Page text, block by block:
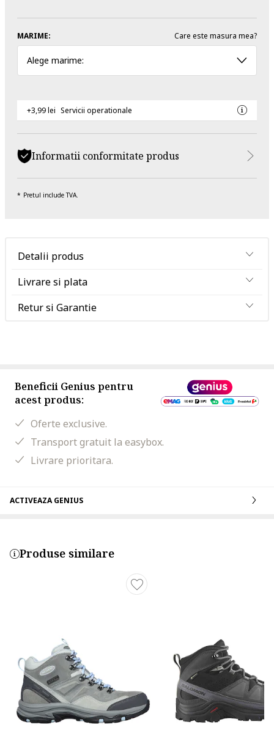
MARIME: Care este masura mea?
Alege marime:
+3,99 lei Servicii operationale
Informatii conformitate produs
Pretul include TVA.
Detalii produs
Livrare si plata
Retur si Garantie
Beneficii Genius pentru
acest produs:
Oferte exclusive.
Transport gratuit la easybox.
Livrare prioritara.
ACTIVEAZA GENIUS
Produse similare